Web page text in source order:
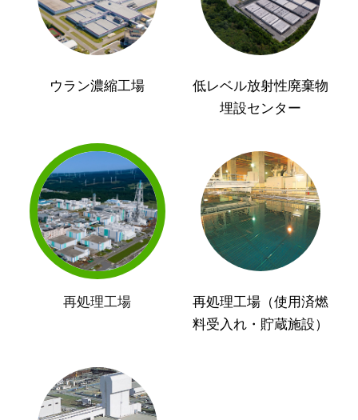
ウラン濃縮工場
低レベル放射性廃棄物
埋設センター
再処理工場
再処理工場（使用済燃
料受入れ・貯蔵施設）